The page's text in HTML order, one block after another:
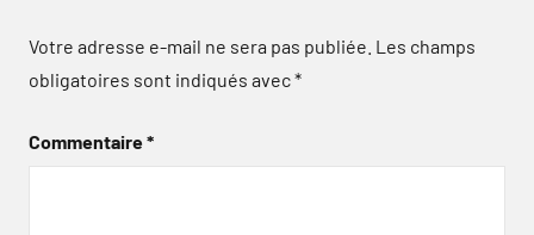
Votre adresse e-mail ne sera pas publiée. Les champs
obligatoires sont indiqués avec*
Commentaire*